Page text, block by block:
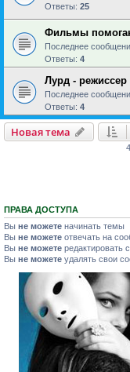
Ответы: 25
Фильмы
Последнее
Ответы: 4
Лурд - режиссер
Последнее
Ответы: 4
Новая тема
ПРАВА ДОСТУПА
Вы не можете начинать темы
Вы не можете отвечать на
Вы не можете редактировать
Вы не можете удалять свои